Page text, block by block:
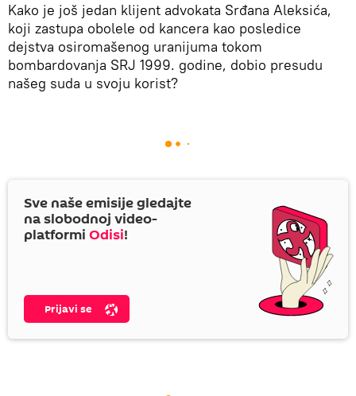
Kako je još jedan klijent advokata Srđana Aleksića,
koji zastupa obolele od kancera kao posledice
dejstva osiromašenog uranijuma tokom
bombardovanja SRJ 1999. godine, dobio presudu
našeg suda u svoju korist?
Sve naše emisije gledajte
na slobodnoj video-
platformi Odisi!
Prijavi se